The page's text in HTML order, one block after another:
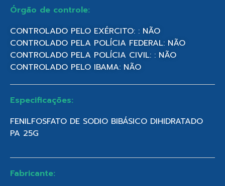
Órgão de controle:
CONTROLADO PELO EXÉRCITO: : NÃO
CONTROLADO PELA POLÍCIA FEDERAL: NÃO
CONTROLADO PELA POLÍCIA CIVIL: : NÃO
CONTROLADO PELO IBAMA: NÃO
Especificações:
FENILFOSFATO DE SODIO BIBÁSICO DIHIDRATADO
PA 25G
Fabricante: